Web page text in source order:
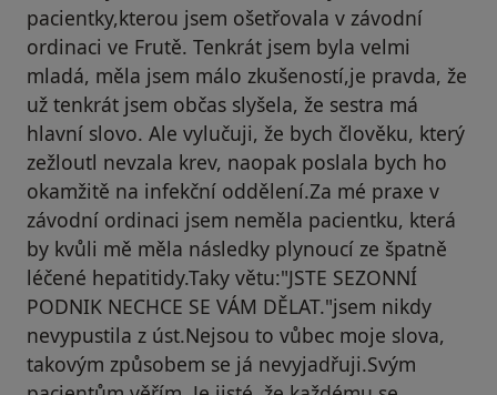
pacientky,kterou jsem ošetřovala v závodní
ordinaci ve Frutě. Tenkrát jsem byla velmi
mladá, měla jsem málo zkušeností,je pravda, že
už tenkrát jsem občas slyšela, že sestra má
hlavní slovo. Ale vylučuji, že bych člověku, který
zežloutl nevzala krev, naopak poslala bych ho
okamžitě na infekční oddělení.Za mé praxe v
závodní ordinaci jsem neměla pacientku, která
by kvůli mě měla následky plynoucí ze špatně
léčené hepatitidy.Taky větu:"JSTE SEZONNÍ
PODNIK NECHCE SE VÁM DĚLAT."jsem nikdy
nevypustila z úst.Nejsou to vůbec moje slova,
takovým způsobem se já nevyjadřuji.Svým